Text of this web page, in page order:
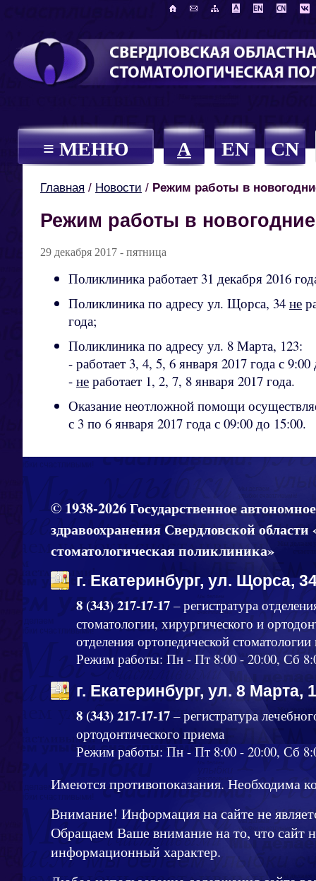
≡ МЕНЮ A EN CN
Главная / Новости / Режим работы в
Режим работы в
29 декабря 2017 - пятница
Поликлиника работает 31 декабря 2016
Поликлиника по адресу ул. Щорса, 34 не
года;
Поликлиника по адресу ул. 8 Марта, 123:
- работает 3, 4, 5, 6 января 2017 года с
- не работает 1, 2, 7, 8 января 2017 года.
Оказание неотложной помощи
с 3 по 6 января 2017 года с 09:00 до 15:00.
© 1938-2026 Государственное
здравоохранения Свердловской
стоматологическая поликлиника»
г. Екатеринбург, ул. Щорса,
8 (343) 217-17-17 – регистратура
стоматологии, хирургического и
отделения ортопедической
Режим работы: Пн - Пт 8:00 - 20:00, Сб
г. Екатеринбург, ул. 8 Марта,
8 (343) 217-17-17 – регистратура
ортодонтического приема
Режим работы: Пн - Пт 8:00 - 20:00, Сб
Имеются противопоказания. Необходима
Внимание! Информация на сайте не
Обращаем Ваше внимание на то, что сайт
информационный характер.